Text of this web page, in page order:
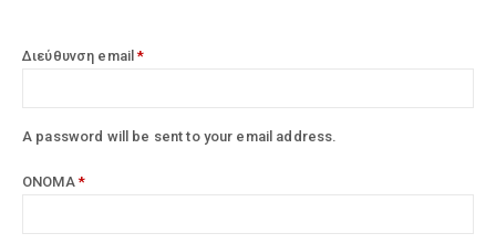
Διεύθυνση email*
A password will be sent to your email address.
ΟΝΟΜΑ *